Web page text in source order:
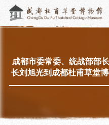
活动 “人日游草堂
成都市委常委、统战部部
长刘旭光到成都杜甫草堂